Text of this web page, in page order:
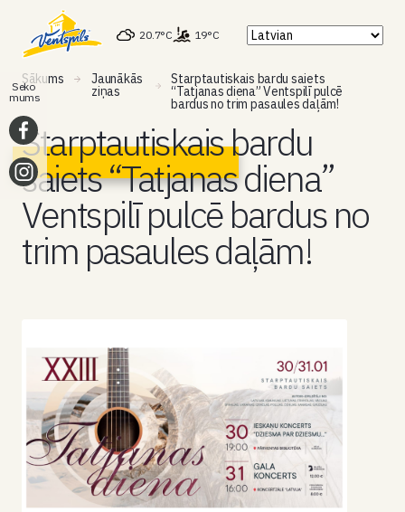
20.7°C 19°C
Sākums Jaunākās
ziņas
Starptautiskais bardu saiets
“Tatjanas diena” Ventspilī pulcē
bardus no trim pasaules daļām!
Starptautiskais bardu
saiets “Tatjanas diena”
Ventspilī pulcē bardus no
trim pasaules daļām!
Seko
mums